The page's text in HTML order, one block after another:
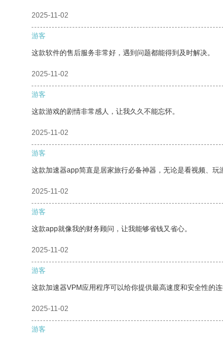
2025-11-02
游客
这款软件的售后服务非常好，遇到问题都能得到及时解决。
2025-11-02
游客
这款游戏的剧情非常感人，让我久久不能忘怀。
2025-11-02
游客
这款加速器app简直是居家旅行必备神器，无论是看视频、玩
2025-11-02
游客
这款app就像我的财务顾问，让我能够省钱又省心。
2025-11-02
游客
这款加速器VPM应用程序可以给你提供最高速度和安全性的
2025-11-02
游客